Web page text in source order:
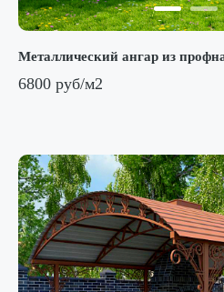
Металлический ангар из
6800 руб/м2